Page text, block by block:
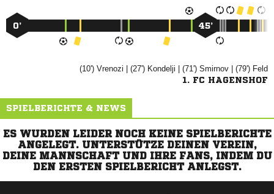
0’ 45’
(10')  | (27')  | (71')  | (79') 
1. FC HAGENSHOF
SPIELBERICHTE & NEWS
ES WURDEN LEIDER NOCH KEINE SPIELBERICHTE
ANGELEGT. UNTERSTÜTZE DEINEN VEREIN,
DEINE MANNSCHAFT UND IHRE FANS, INDEM DU
DEN ERSTEN SPIELBERICHT ANLEGST.